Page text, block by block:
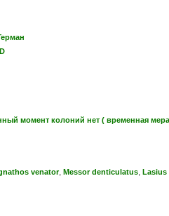
момент колоний нет ( временная
venator, Messor denticulatus, Lasius